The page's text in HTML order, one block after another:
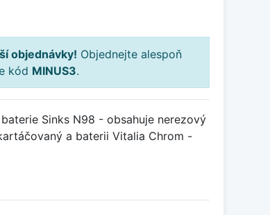
objednávky! Objednejte alespoň
kód MINUS3.
Sinks N98 - obsahuje nerezový
a baterii Vitalia Chrom -